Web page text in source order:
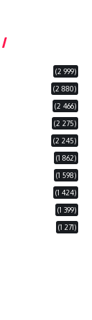
(2 999)
(2 880)
(2 466)
(2 275)
(2 245)
(1 862)
(1 598)
(1 424)
(1 399)
(1 271)